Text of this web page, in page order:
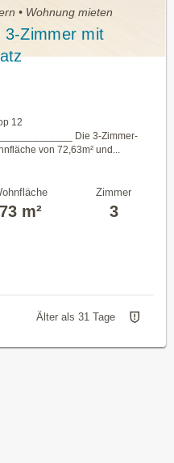
• Wohnung mieten
3-Zimmer mit
12
Die 3-Zimmer-
von 72,63m² und...
73 m²
Zimmer
3
Älter als 31 Tage